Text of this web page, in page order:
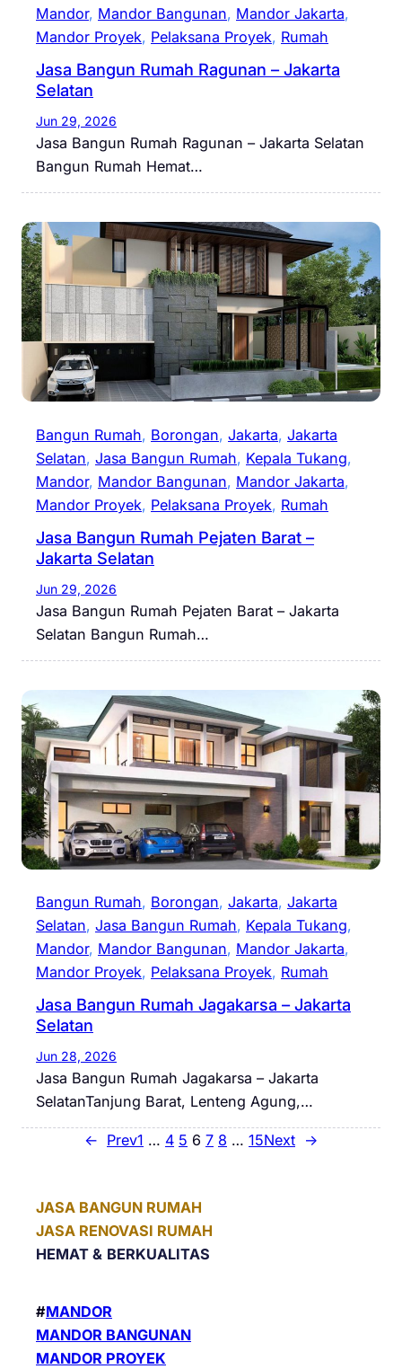
Mandor, Mandor Bangunan, Mandor Jakarta
Mandor Proyek, Pelaksana Proyek, Rumah
Jasa Bangun Rumah Ragunan – Jakarta
Selatan
Jun 29, 2026
Jasa Bangun Rumah Ragunan – Jakarta Selatan
Bangun Rumah Hemat…
Bangun Rumah, Borongan, Jakarta, Jakarta
Selatan, Jasa Bangun Rumah, Kepala Tukang
Mandor, Mandor Bangunan, Mandor Jakarta
Mandor Proyek, Pelaksana Proyek, Rumah
Jasa Bangun Rumah Pejaten Barat –
Jakarta Selatan
Jun 29, 2026
Jasa Bangun Rumah Pejaten Barat – Jakarta
Selatan Bangun Rumah…
Bangun Rumah, Borongan, Jakarta, Jakarta
Selatan, Jasa Bangun Rumah, Kepala Tukang
Mandor, Mandor Bangunan, Mandor Jakarta
Mandor Proyek, Pelaksana Proyek, Rumah
Jasa Bangun Rumah Jagakarsa – Jakarta
Selatan
Jun 28, 2026
Jasa Bangun Rumah Jagakarsa – Jakarta
SelatanTanjung Barat, Lenteng Agung,…
← Prev1 … 4 5 6 7 8 … 15Next →
JASA BANGUN RUMAH
JASA RENOVASI RUMAH
HEMAT & BERKUALITAS
#MANDOR
MANDOR BANGUNAN
MANDOR PROYEK